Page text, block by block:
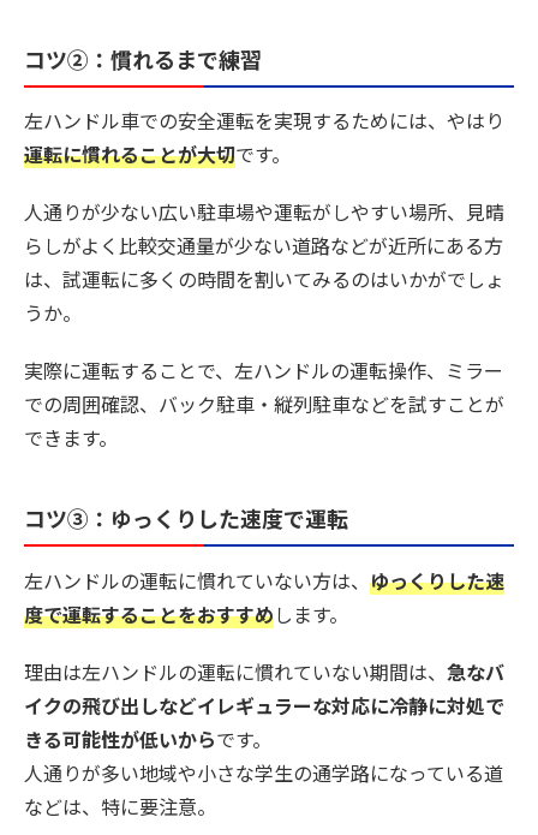
コツ②：慣れるまで練習
左ハンドル車での安全運転を実現するためには、やはり
運転に慣れることが大切です。
人通りが少ない広い駐車場や運転がしやすい場所、見晴
らしがよく比較交通量が少ない道路などが近所にある方
は、試運転に多くの時間を割いてみるのはいかがでしょ
うか。
実際に運転することで、左ハンドルの運転操作、ミラー
での周囲確認、バック駐車・縦列駐車などを試すことが
できます。
コツ③：ゆっくりした速度で運転
左ハンドルの運転に慣れていない方は、 ゆっくりした速
度で運転することをおすすめします。
理由は左ハンドルの運転に慣れていない期間は、 急なバ
イクの飛び出しなどイレギュラーな対応に冷静に対処で
きる可能性が低いからです。
人通りが多い地域や小さな学生の通学路になっている道
などは、特に要注意。